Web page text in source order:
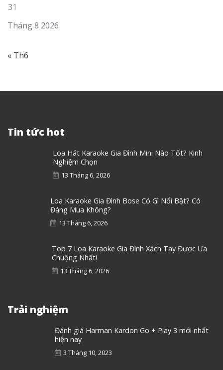
Tháng 8 2026
31
« Th6
Tin tức hot
Loa Hát Karaoke Gia Đình Mini Nào Tốt? Kinh
Nghiệm Chọn
13 Tháng 6, 2026
Loa Karaoke Gia Đình Bose Có Gì Nổi Bật? Có
Đáng Mua Không?
13 Tháng 6, 2026
Top 7 Loa Karaoke Gia Đình Xách Tay Được Ưa
Chuộng Nhất!
13 Tháng 6, 2026
Trải nghiệm
Đánh giá Harman Kardon Go + Play 3 mới nhất
hiện nay
3 Tháng 10, 2023